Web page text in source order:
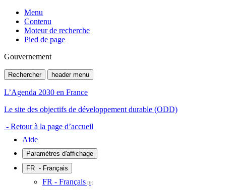
Menu
Contenu
Moteur de recherche
Pied de page
Gouvernement
Rechercher header menu
L’Agenda 2030 en France
Le site des objectifs de développement durable (ODD)
- Retour à la page d’accueil
Aide
Paramètres d'affichage
FR - Français
FR - Français